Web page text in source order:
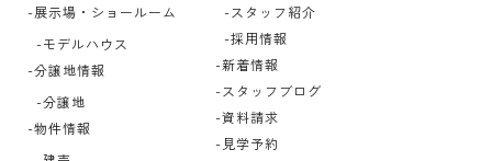
展示場・ショールーム
モデルハウス
分譲地情報
分譲地
物件情報
スタッフ紹介
採用情報
新着情報
スタッフブログ
資料請求
見学予約